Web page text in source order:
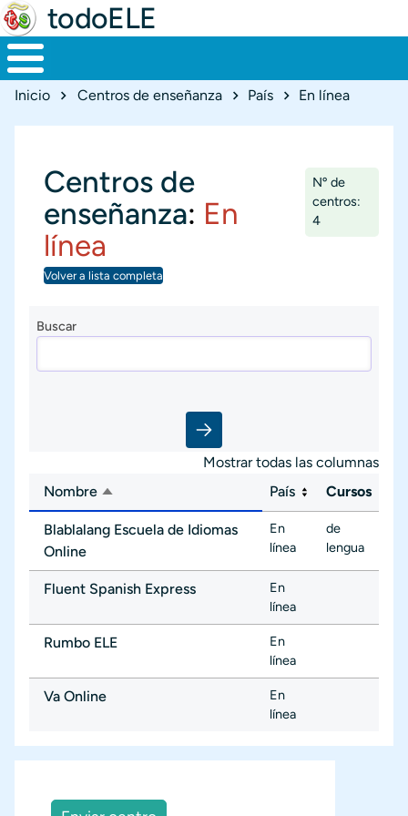
todoELE
Ruta de navegación
Inicio Centros de enseñanza País En línea
Centros de
enseñanza: En
línea
Nº de
centros:
4
Volver a lista completa
Buscar
Mostrar todas las columnas
Nombre Ordenar descendente País Cursos
Blablalang Escuela de Idiomas
Online
En
línea
de
lengua
Fluent Spanish Express
En
línea
Rumbo ELE
En
línea
Va Online
En
línea